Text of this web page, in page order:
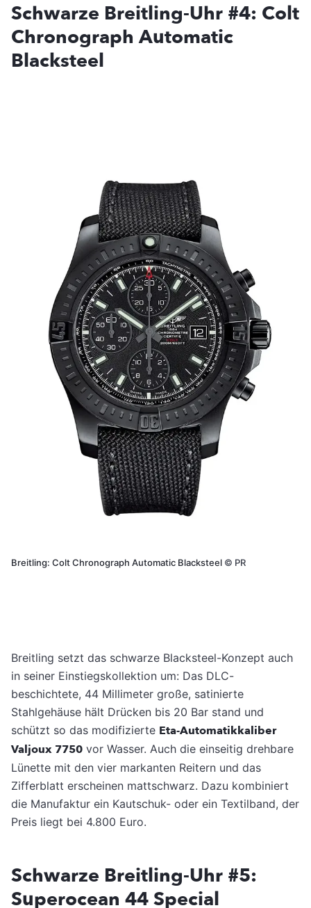
Schwarze Breitling-Uhr #4: Colt
Chronograph Automatic
Blacksteel
Breitling: Colt Chronograph Automatic Blacksteel © PR
Breitling setzt das schwarze Blacksteel-Konzept auch
in seiner Einstiegskollektion um: Das DLC-
beschichtete, 44 Millimeter große, satinierte
Stahlgehäuse hält Drücken bis 20 Bar stand und
schützt so das modifizierte Eta-Automatikkaliber
Valjoux 7750 vor Wasser. Auch die einseitig drehbare
Lünette mit den vier markanten Reitern und das
Zifferblatt erscheinen mattschwarz. Dazu kombiniert
die Manufaktur ein Kautschuk- oder ein Textilband, der
Preis liegt bei 4.800 Euro.
Schwarze Breitling-Uhr #5:
Superocean 44 Special